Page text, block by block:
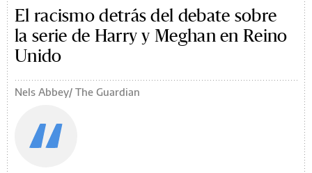
El racismo detrás del debate sobre
la serie de Harry y Meghan en Reino
Unido
Nels Abbey/ The Guardian